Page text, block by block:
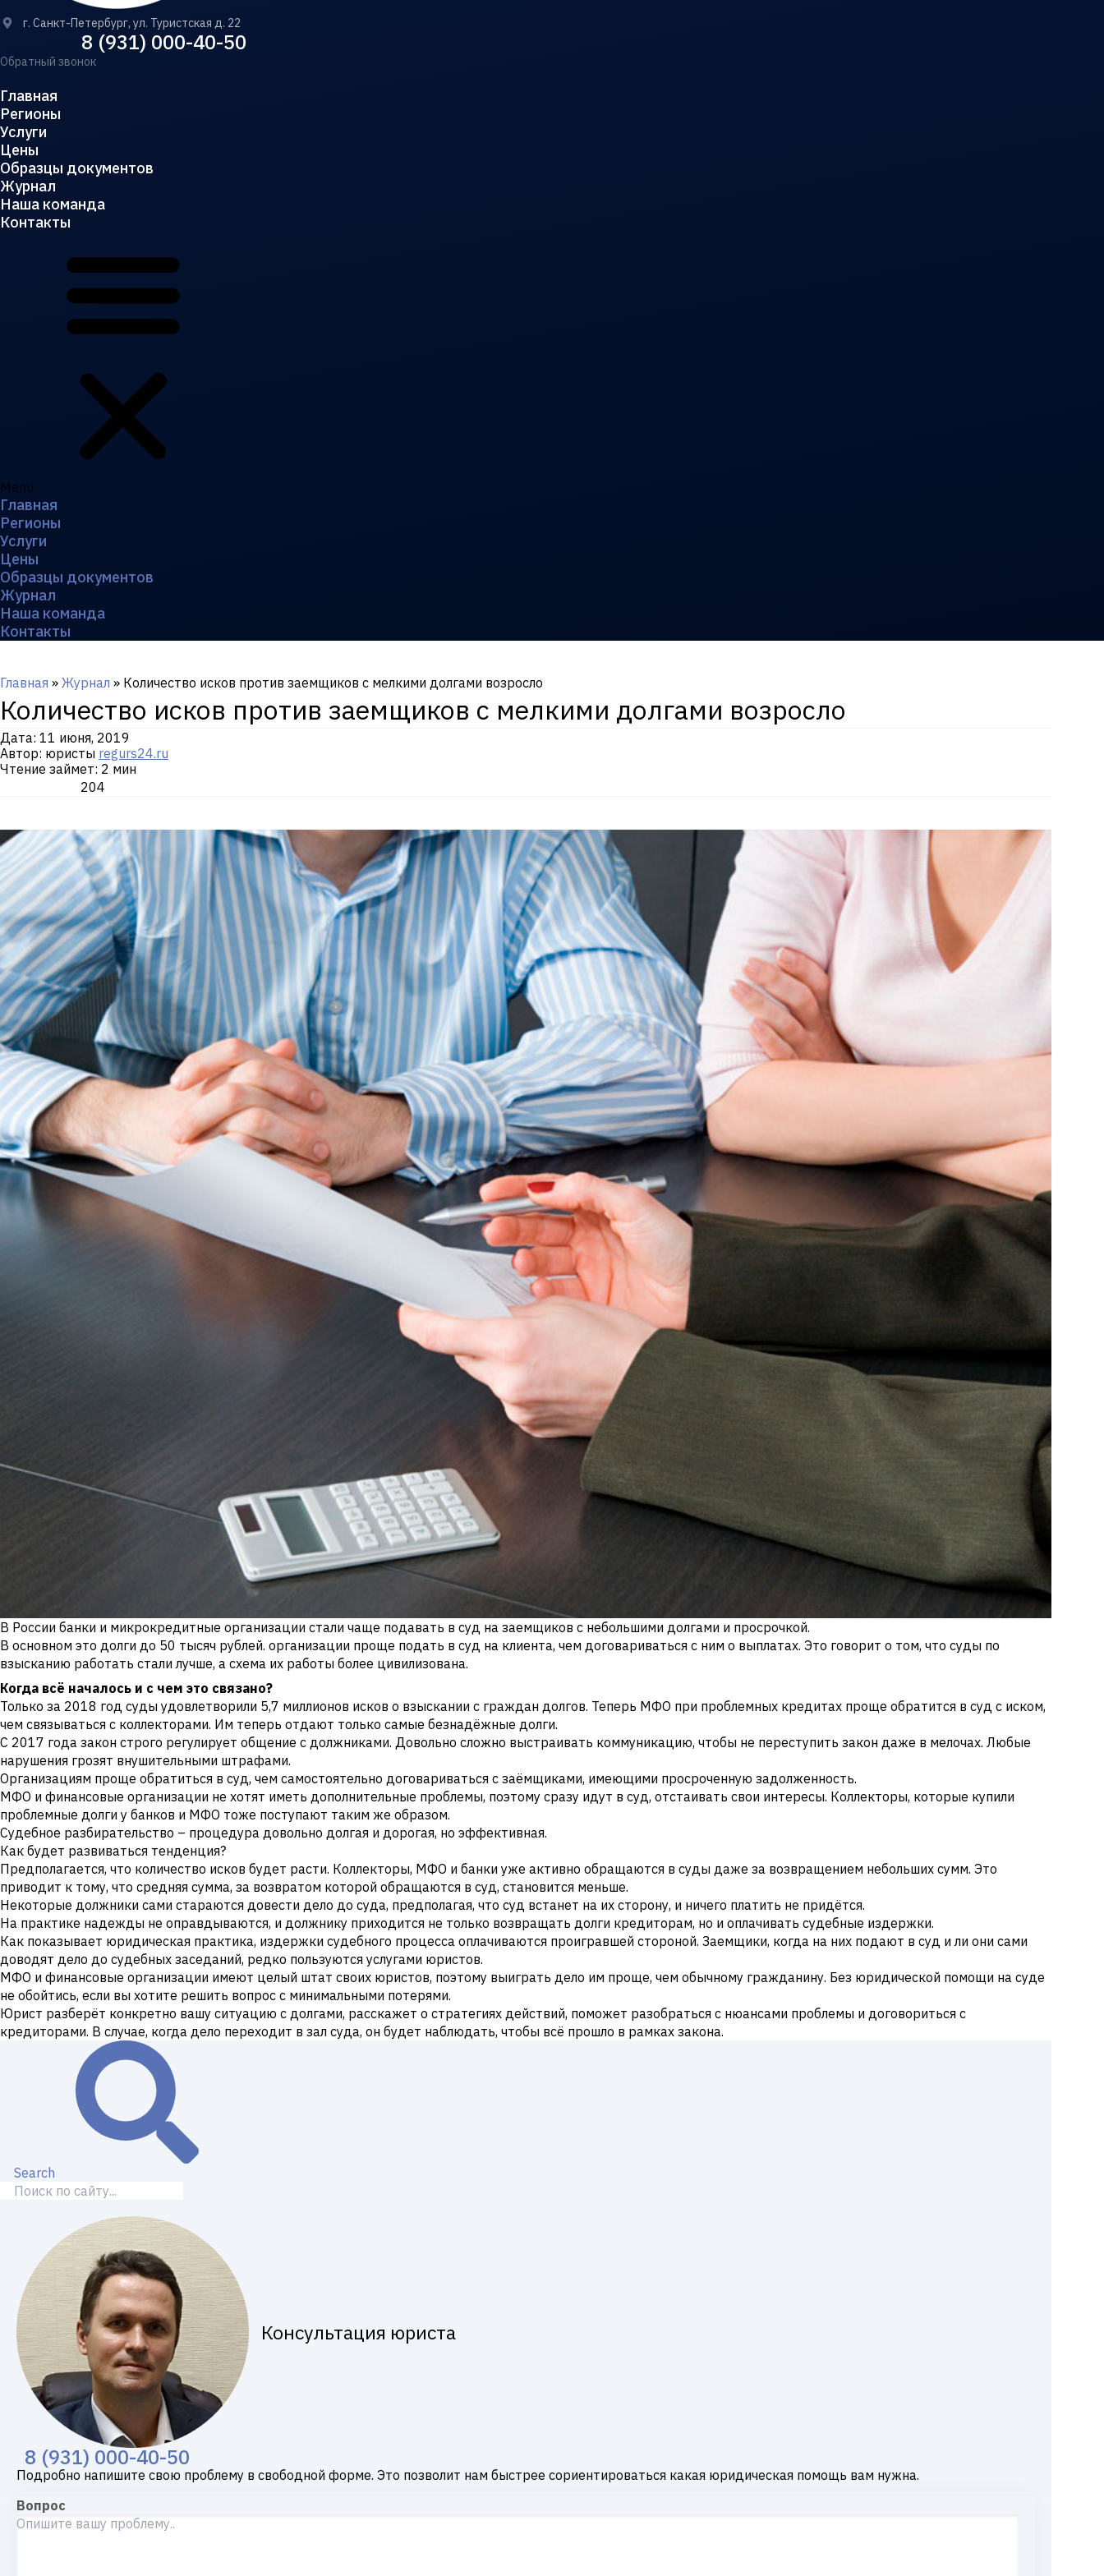
г. Санкт-Петербург, ул. Туристская д. 22
8 (931) 000-40-50
Обратный звонок
Главная
Регионы
Услуги
Цены
Образцы документов
Журнал
Наша команда
Контакты
Menu
Главная
Регионы
Услуги
Цены
Образцы документов
Журнал
Наша команда
Контакты
Главная » Журнал » Количество исков против заемщиков с мелкими долгами возросло
Количество исков против заемщиков с мелкими долгами возросло
Дата: 11 июня, 2019
Автор: юристы regurs24.ru
Чтение займет: 2 мин
204
В России банки и микрокредитные организации стали чаще подавать в суд на заемщиков с небольшими долгами и просрочкой.
В основном это долги до 50 тысяч рублей. организации проще подать в суд на клиента, чем договариваться с ним о выплатах. Это говорит о том, что суды по
взысканию работать стали лучше, а схема их работы более цивилизована.
Когда всё началось и с чем это связано?
Только за 2018 год суды удовлетворили 5,7 миллионов исков о взыскании с граждан долгов. Теперь МФО при проблемных кредитах проще обратится в суд с иском,
чем связываться с коллекторами. Им теперь отдают только самые безнадёжные долги.
С 2017 года закон строго регулирует общение с должниками. Довольно сложно выстраивать коммуникацию, чтобы не переступить закон даже в мелочах. Любые
нарушения грозят внушительными штрафами.
Организациям проще обратиться в суд, чем самостоятельно договариваться с заёмщиками, имеющими просроченную задолженность.
МФО и финансовые организации не хотят иметь дополнительные проблемы, поэтому сразу идут в суд, отстаивать свои интересы. Коллекторы, которые купили
проблемные долги у банков и МФО тоже поступают таким же образом.
Судебное разбирательство – процедура довольно долгая и дорогая, но эффективная.
Как будет развиваться тенденция?
Предполагается, что количество исков будет расти. Коллекторы, МФО и банки уже активно обращаются в суды даже за возвращением небольших сумм. Это
приводит к тому, что средняя сумма, за возвратом которой обращаются в суд, становится меньше.
Некоторые должники сами стараются довести дело до суда, предполагая, что суд встанет на их сторону, и ничего платить не придётся.
На практике надежды не оправдываются, и должнику приходится не только возвращать долги кредиторам, но и оплачивать судебные издержки.
Как показывает юридическая практика, издержки судебного процесса оплачиваются проигравшей стороной. Заемщики, когда на них подают в суд и ли они сами
доводят дело до судебных заседаний, редко пользуются услугами юристов.
МФО и финансовые организации имеют целый штат своих юристов, поэтому выиграть дело им проще, чем обычному гражданину. Без юридической помощи на суде
не обойтись, если вы хотите решить вопрос с минимальными потерями.
Юрист разберёт конкретно вашу ситуацию с долгами, расскажет о стратегиях действий, поможет разобраться с нюансами проблемы и договориться с
кредиторами. В случае, когда дело переходит в зал суда, он будет наблюдать, чтобы всё прошло в рамках закона.
Search
Консультация юриста
8 (931) 000-40-50
Подробно напишите свою проблему в свободной форме. Это позволит нам быстрее сориентироваться какая юридическая помощь вам нужна.
Вопрос